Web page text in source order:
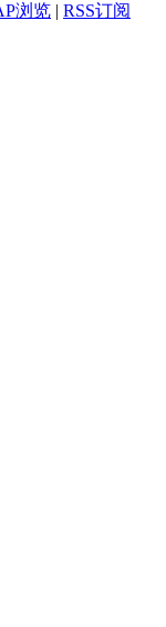
浏览 | RSS订阅